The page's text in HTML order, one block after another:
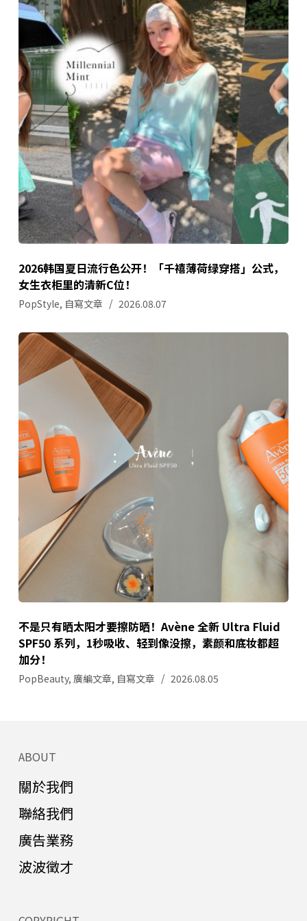
2026韩国夏日流行色公开！「千禧薄荷绿穿搭」公式，
女生衣柜里的清新C位！
PopStyle, 自寫文章 2026.08.07
不是只有晒太阳才要擦防晒！Avène 全新 Ultra Fluid
SPF50 系列，1秒吸收、轻到像没擦，素颜和底妆都超
加分！
PopBeauty, 廣編文章, 自寫文章 2026.08.05
ABOUT
關於我們
聯絡我們
廣告業務
波波徵才